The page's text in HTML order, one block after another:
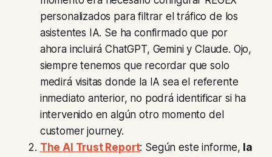
personalizados para filtrar el tráfico de los
asistentes IA. Se ha confirmado que por
ahora incluirá ChatGPT, Gemini y Claude. Ojo,
siempre tenemos que recordar que solo
medirá visitas donde la IA sea el referente
inmediato anterior, no podrá identificar si ha
intervenido en algún otro momento del
customer journey.
The AI Trust Report: Según este informe, la